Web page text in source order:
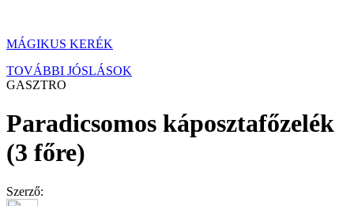
MÁGIKUS KERÉK
TOVÁBBI JÓSLÁSOK
GASZTRO
Paradicsomos káposztafőzelék
(3 főre)
Szerző: